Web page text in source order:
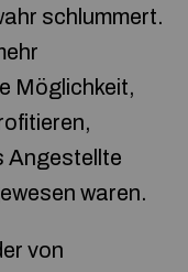
schlummert.
Möglichkeit,
Angestellte
waren.
von